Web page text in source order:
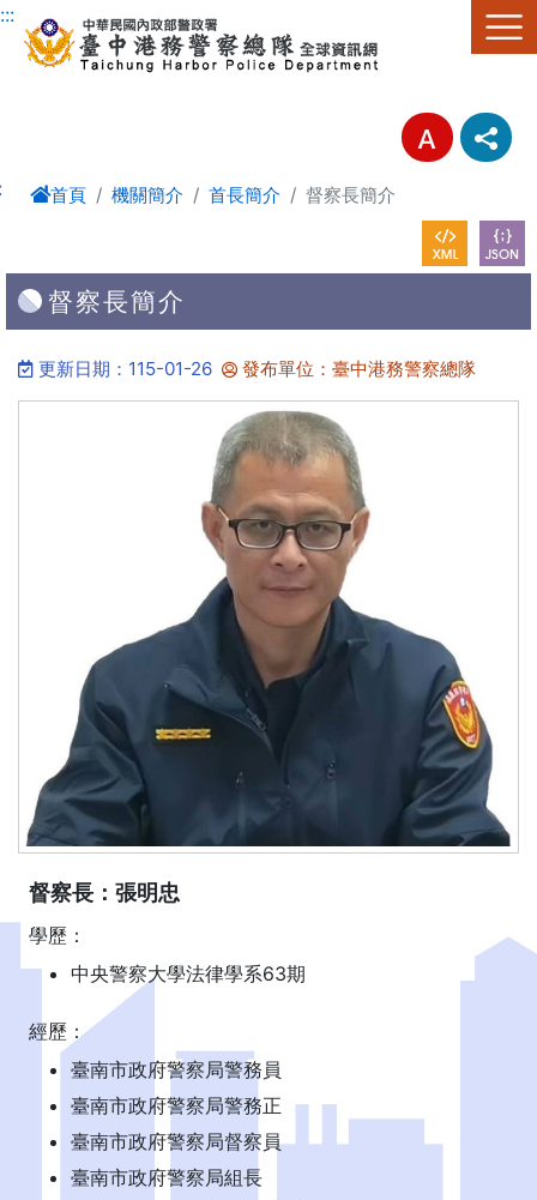
進入內容區塊
:::
首頁 機關簡介 首長簡介 督察長簡介
督察長簡介
更新日期：115-01-26 發布單位：臺中港務警察總隊
督察長：張明忠
學歷：
中央警察大學法律學系63期
經歷：
臺南市政府警察局警務員
臺南市政府警察局警務正
臺南市政府警察局督察員
臺南市政府警察局組長